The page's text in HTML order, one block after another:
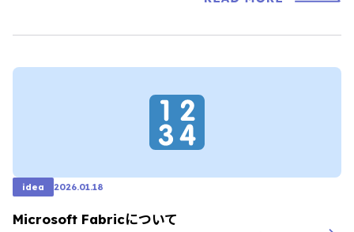
idea 2026.01.18
Microsoft Fabricについて